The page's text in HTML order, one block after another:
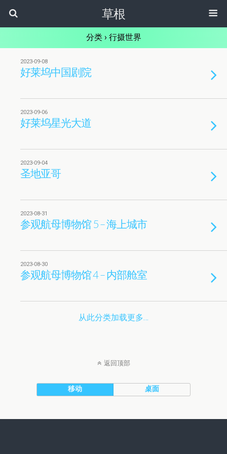
草根
分类 › 行摄世界
2023-09-08
好莱坞中国剧院
2023-09-06
好莱坞星光大道
2023-09-04
圣地亚哥
2023-08-31
参观航母博物馆 5 – 海上城市
2023-08-30
参观航母博物馆 4 – 内部舱室
从此分类加载更多…
返回顶部
移动 桌面